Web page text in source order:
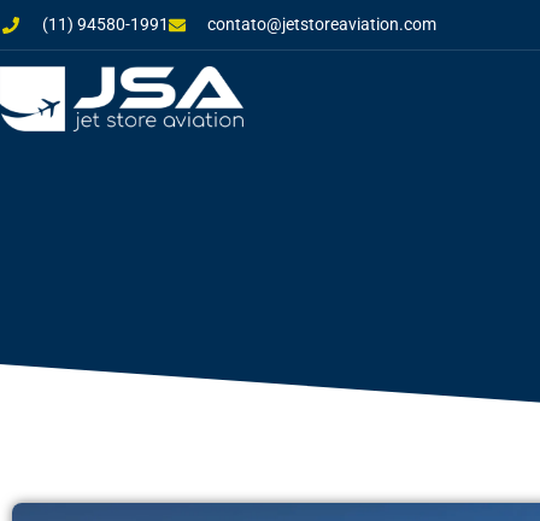
(11) 94580-1991 contato@jetstoreaviation.com